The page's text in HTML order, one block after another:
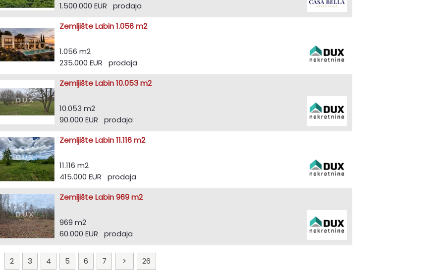
1.500.000 EUR prodaja
Zemljište Labin 1.056 m2
1.056 m2
235.000 EUR prodaja
Zemljište Labin 10.053 m2
10.053 m2
90.000 EUR prodaja
Zemljište Labin 11.116 m2
11.116 m2
415.000 EUR prodaja
Zemljište Labin 969 m2
969 m2
60.000 EUR prodaja
2 3 4 5 6 7 > 26